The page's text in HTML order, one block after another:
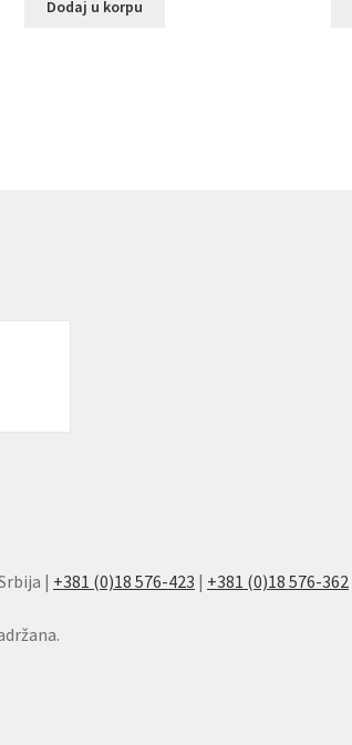
Dodaj u korpu
| +381 (0)18 576-423 | +381 (0)18 576-362